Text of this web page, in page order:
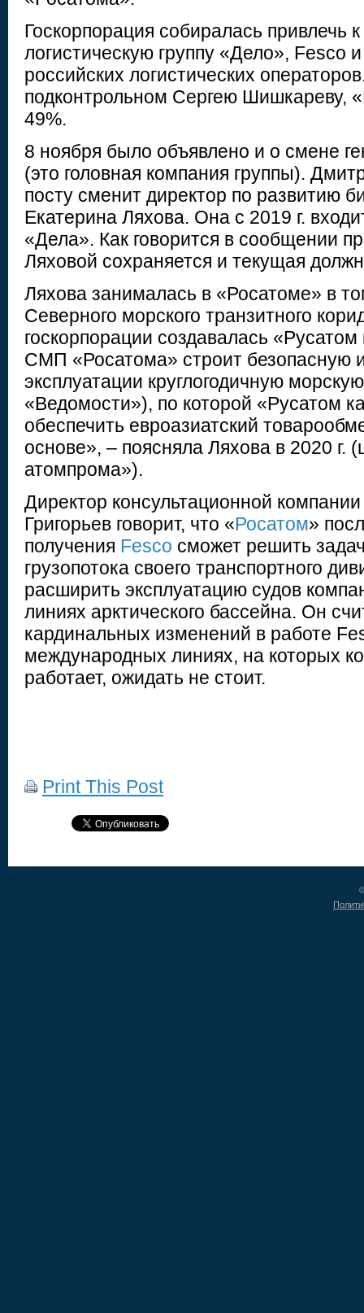
Госкорпорация собиралась привлечь
логистическую группу «Дело», Fesco
российских логистических
подконтрольном Сергею Шишкареву,
49%.
8 ноября было объявлено и о смене
(это головная компания группы).
посту сменит директор по развитию
Екатерина Ляхова. Она с 2019 г.
«Дела». Как говорится в сообщении
Ляховой сохраняется и текущая
Ляхова занималась в «Росатоме» в
Северного морского транзитного
госкорпорации создавалась
СМП «Росатома» строит безопасную
эксплуатации круглогодичную
«Ведомости»), по которой «Русатом
обеспечить евроазиатский
основе», – поясняла Ляхова в 2020 г.
атомпрома»).
Директор консультационной
Григорьев говорит, что «Росатом»
получения Fesco сможет решить
грузопотока своего транспортного
расширить эксплуатацию судов
линиях арктического бассейна. Он
кардинальных изменений в работе
международных линиях, на которых
работает, ожидать не стоит.
Print This Post